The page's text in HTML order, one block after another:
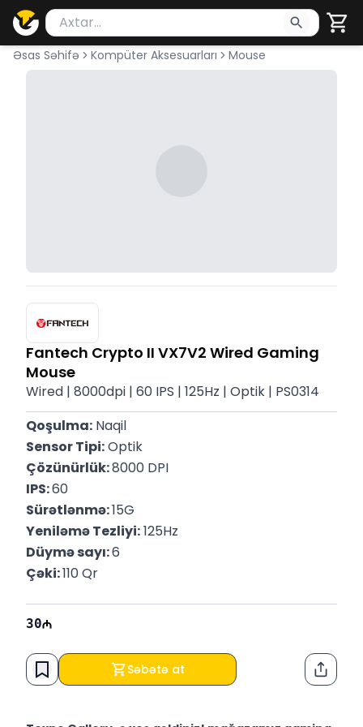
Məhsul axtar
Axtarış üçün ən azı 2 simvol yazın. Göndərmək
Əsas Səhifə Kompüter Aksesuarları Mouse
Fantech Crypto II VX7V2 Wired Gaming
Mouse
Wired | 8000dpi | 60 IPS | 125Hz | Optik | PS0314
Qoşulma: Naqil
Sensor Tipi: Optik
Çözünürlük: 8000 DPI
IPS: 60
Sürətlənmə: 15G
Yeniləmə Tezliyi: 125Hz
Düymə sayı: 6
Çəki: 110 Qr
30
Səbətə at